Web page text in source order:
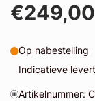
€249,00
Op nabestelling
Indicatieve
Artikelnummer: